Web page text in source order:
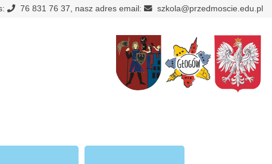
76 831 76 37, nasz adres email: szkola@przedmoscie.edu.pl